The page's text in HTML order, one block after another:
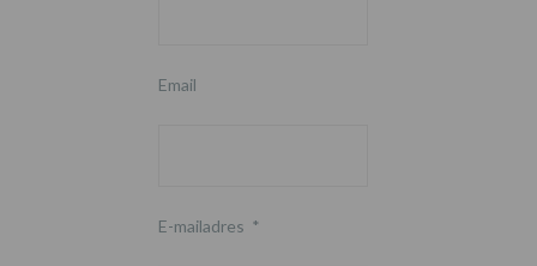
Email
E-mailadres *